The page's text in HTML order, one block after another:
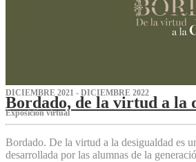
DICIEMBRE 2021 - DICIEMBRE 2022
Bordado, de la virtud a la
Exposición virtual‌
Bordado. De la virtud a la desigualdad es
desarrollada por las alumnas de la